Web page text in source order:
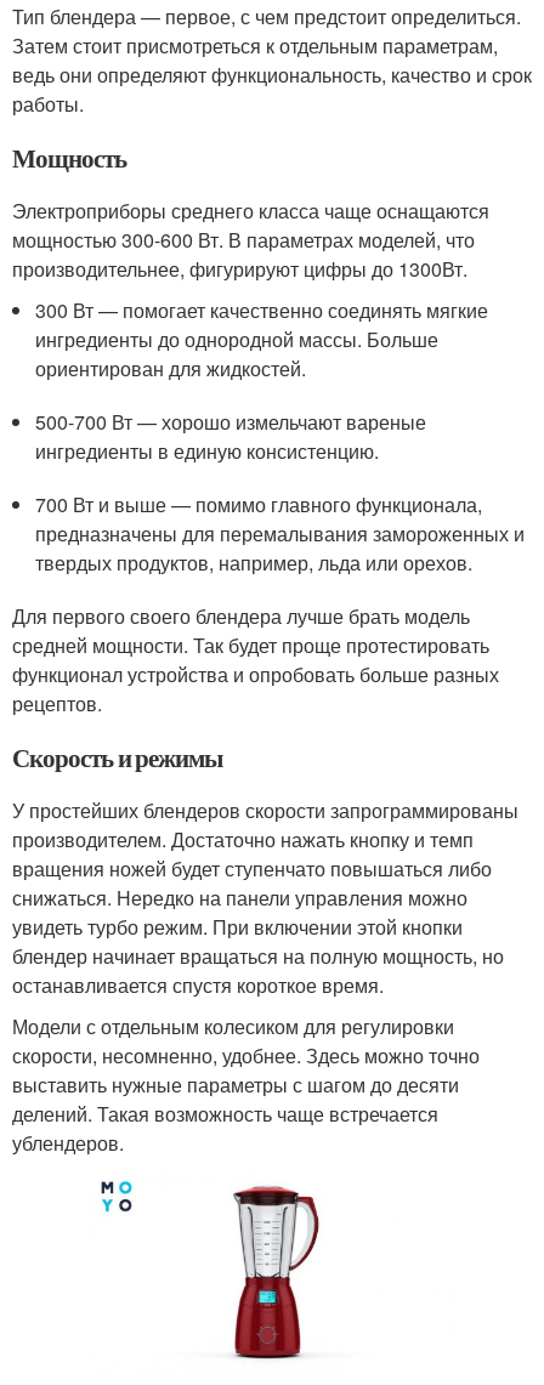
Тип блендера — первое, с чем предстоит определиться.
Затем стоит присмотреться к отдельным параметрам,
ведь они определяют функциональность, качество и срок
работы.
Мощность
Электроприборы среднего класса чаще оснащаются
мощностью 300-600 Вт. В параметрах моделей, что
производительнее, фигурируют цифры до 1300Вт.
300 Вт — помогает качественно соединять мягкие
ингредиенты до однородной массы. Больше
ориентирован для жидкостей.
500-700 Вт — хорошо измельчают вареные
ингредиенты в единую консистенцию.
700 Вт и выше — помимо главного функционала,
предназначены для перемалывания замороженных и
твердых продуктов, например, льда или орехов.
Для первого своего блендера лучше брать модель
средней мощности. Так будет проще протестировать
функционал устройства и опробовать больше разных
рецептов.
Скорость и режимы
У простейших блендеров скорости запрограммированы
производителем. Достаточно нажать кнопку и темп
вращения ножей будет ступенчато повышаться либо
снижаться. Нередко на панели управления можно
увидеть турбо режим. При включении этой кнопки
блендер начинает вращаться на полную мощность, но
останавливается спустя короткое время.
Модели с отдельным колесиком для регулировки
скорости, несомненно, удобнее. Здесь можно точно
выставить нужные параметры с шагом до десяти
делений. Такая возможность чаще встречается
ублендеров.